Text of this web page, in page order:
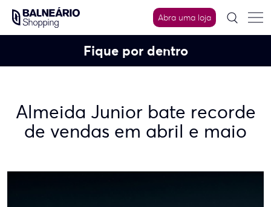
content
Abra uma loja
Fique por dentro
Almeida Junior bate recorde
de vendas em abril e maio